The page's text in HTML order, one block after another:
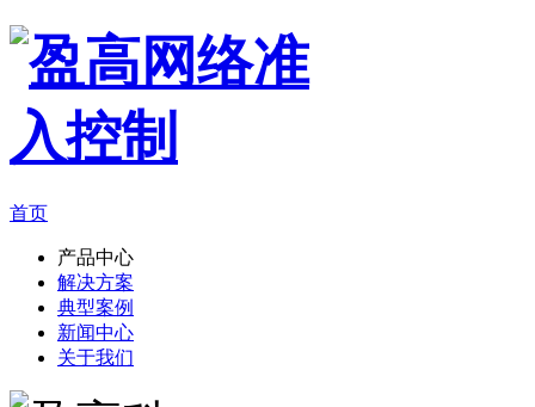
首页
产品中心
解决方案
典型案例
新闻中心
关于我们